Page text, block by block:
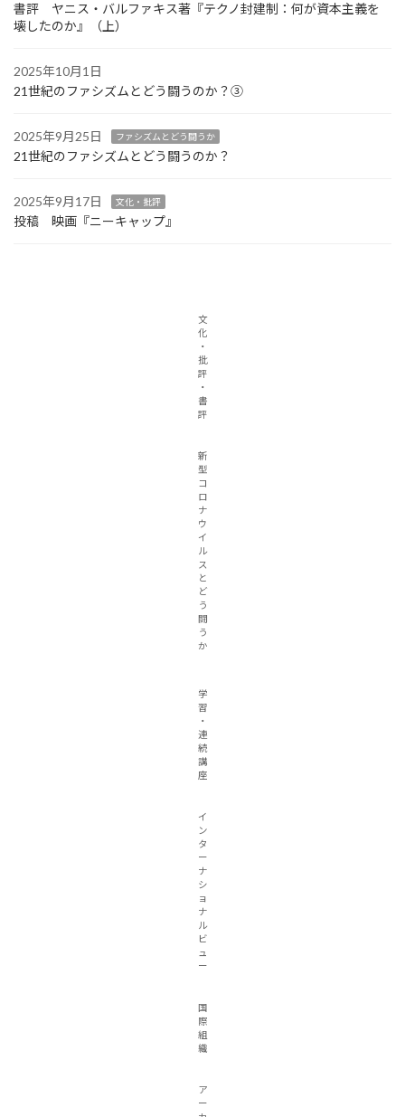
書評 ヤニス・バルファキス著『テクノ封建制：何が資本主義を
壊したのか』（上）
2025年10月1日
21世紀のファシズムとどう闘うのか？③
2025年9月25日 ファシズムとどう闘うか
21世紀のファシズムとどう闘うのか？
2025年9月17日 文化・批評
投稿 映画『ニーキャップ』
文
化
・
批
評
・
書
評
新
型
コ
ロ
ナ
ウ
イ
ル
ス
と
ど
う
闘
う
か
学
習
・
連
続
講
座
イ
ン
タ
ー
ナ
シ
ョ
ナ
ル
ビ
ュ
ー
国
際
組
織
ア
ー